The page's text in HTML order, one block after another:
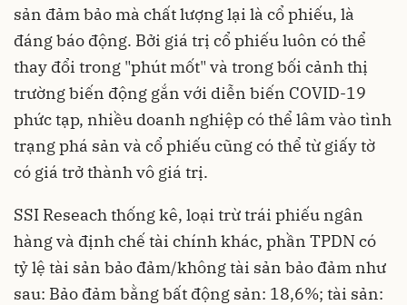
sản đảm bảo mà chất lượng lại là cổ phiếu, là
đáng báo động. Bởi giá trị cổ phiếu luôn có thể
thay đổi trong "phút mốt" và trong bối cảnh thị
trường biến động gắn với diễn biến COVID-19
phức tạp, nhiều doanh nghiệp có thể lâm vào tình
trạng phá sản và cổ phiếu cũng có thể từ giấy tờ
có giá trở thành vô giá trị.
SSI Reseach thống kê, loại trừ trái phiếu ngân
hàng và định chế tài chính khác, phần TPDN có
tỷ lệ tài sản bảo đảm/không tài sản bảo đảm như
sau: Bảo đảm bằng bất động sản: 18,6%; tài sản: